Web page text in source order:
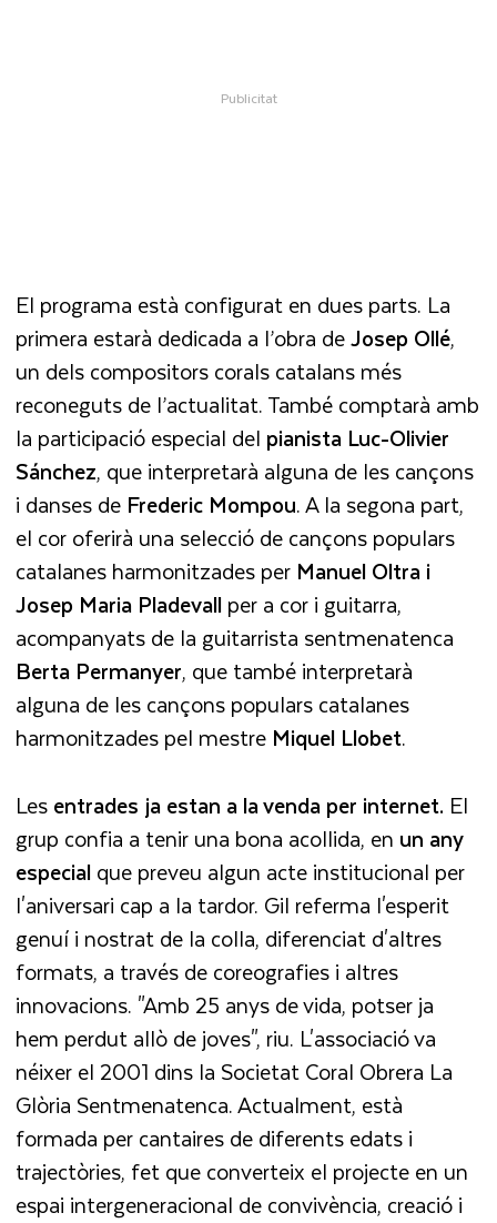
El programa està configurat en dues parts. La
primera estarà dedicada a l’obra deJosep Ollé,
un dels compositors corals catalans més
reconeguts de l’actualitat. També comptarà amb
la participació especial del pianista Luc-Olivier
Sánchez, que interpretarà alguna de les cançons
i danses de Frederic Mompou. A la segona part,
el cor oferirà una selecció de cançons populars
catalanes harmonitzades per Manuel Oltra i
Josep Maria Pladevallper a cor i guitarra,
acompanyats de la guitarrista sentmenatenca
Berta Permanyer, que també interpretarà
alguna de les cançons populars catalanes
harmonitzades pel mestre Miquel Llobet.
Lesentrades ja estan a la venda per internet. El
grup confia a tenir una bona acollida, en un any
especialque preveu algun acte institucional per
l'aniversari cap a la tardor. Gil referma l'esperit
genuí i nostrat de la colla, diferenciat d'altres
formats, a través de coreografies i altres
innovacions. "Amb 25 anys de vida, potser ja
hem perdut allò de joves", riu. L'associació va
néixer el 2001 dins la Societat Coral Obrera La
Glòria Sentmenatenca. Actualment, està
formada per cantaires de diferents edats i
trajectòries, fet que converteix el projecte en un
espai intergeneracional de convivència, creació i